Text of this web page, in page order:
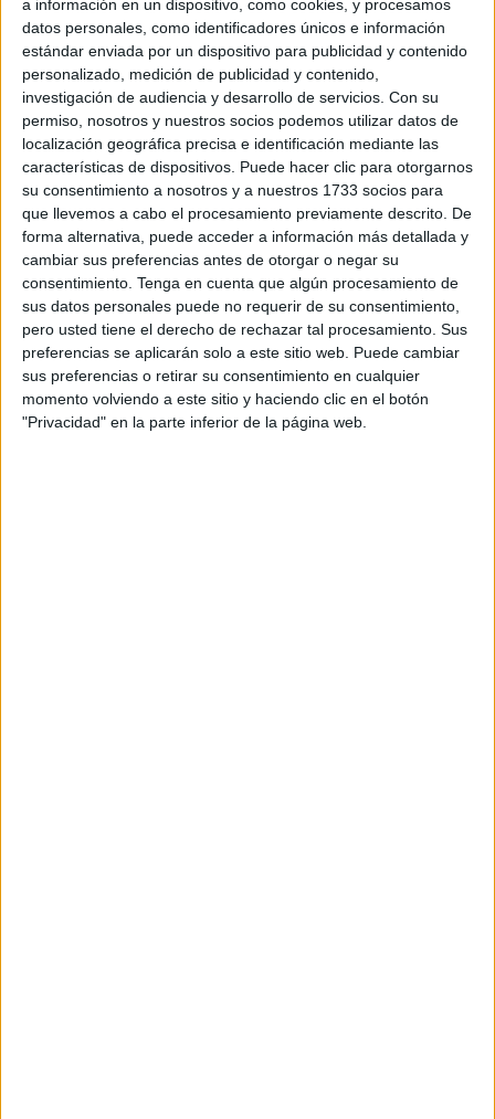
a información en un dispositivo, como cookies, y procesamos
datos personales, como identificadores únicos e información
estándar enviada por un dispositivo para publicidad y contenido
personalizado, medición de publicidad y contenido,
investigación de audiencia y desarrollo de servicios. Con su
permiso, nosotros y nuestros socios podemos utilizar datos de
localización geográfica precisa e identificación mediante las
características de dispositivos. Puede hacer clic para otorgarnos
su consentimiento a nosotros y a nuestros 1733 socios para
que llevemos a cabo el procesamiento previamente descrito. De
forma alternativa, puede acceder a información más detallada y
cambiar sus preferencias antes de otorgar o negar su
consentimiento. Tenga en cuenta que algún procesamiento de
sus datos personales puede no requerir de su consentimiento,
pero usted tiene el derecho de rechazar tal procesamiento. Sus
preferencias se aplicarán solo a este sitio web. Puede cambiar
sus preferencias o retirar su consentimiento en cualquier
momento volviendo a este sitio y haciendo clic en el botón
"Privacidad" en la parte inferior de la página web.
Ceuta’ha compartido con sus oyentes ‘La Tertulia’ en
compañía de Juan Luis Aróstegui y Jesús Bollit,
abordando temas de actualidad relacionados con la
Ciudad Autónoma.
Esta semana ha sido el fin del sueño marroquíen el
Mundial de Qatar, la sanidad y el servicio de ambulancias
de Ceuta, además de la intervención llevada a cabo por
efectivos de la UIR el pasado sábado, los temas
abordados.
La charla ha comenzadohablando de fútbolde una
manera distendida y nuestros contertulios no han hecho
ninguna apuesta de momento por ningún equipo en
semifinales.